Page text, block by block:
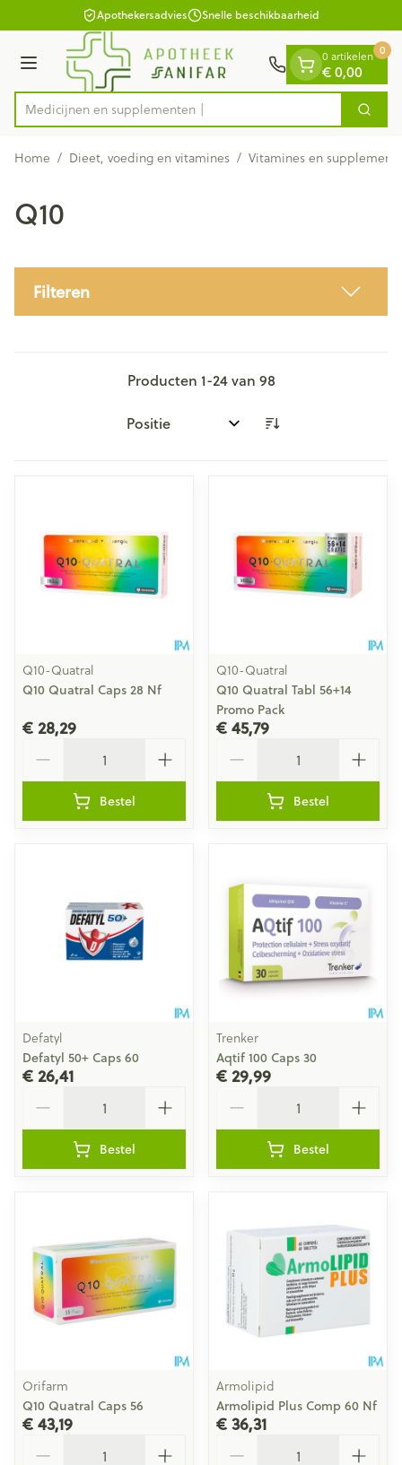
Ga naar de inhoudApothekersadvies Snelle beschikbaarheid
Menu
Product, merk, categorie...
Medicij Zoek
0 artikelen
€ 0,00
0
Home / Dieet, voeding en vitamines / Vitamines en
Q10
Filteren
Producten 1-24van 98
Sorteer op:
Q10-Quatral
Q10 Quatral Caps 28 Nf
€ 28,29
Bestel
Q10-Quatral
Q10 Quatral Tabl 56+14
Promo Pack
€ 45,79
Bestel
Defatyl
Defatyl 50+ Caps 60
€ 26,41
Bestel
Trenker
Aqtif 100 Caps 30
€ 29,99
Bestel
Orifarm
Q10 Quatral Caps 56
€ 43,19
Armolipid
Armolipid Plus Comp 60 Nf
€ 36,31